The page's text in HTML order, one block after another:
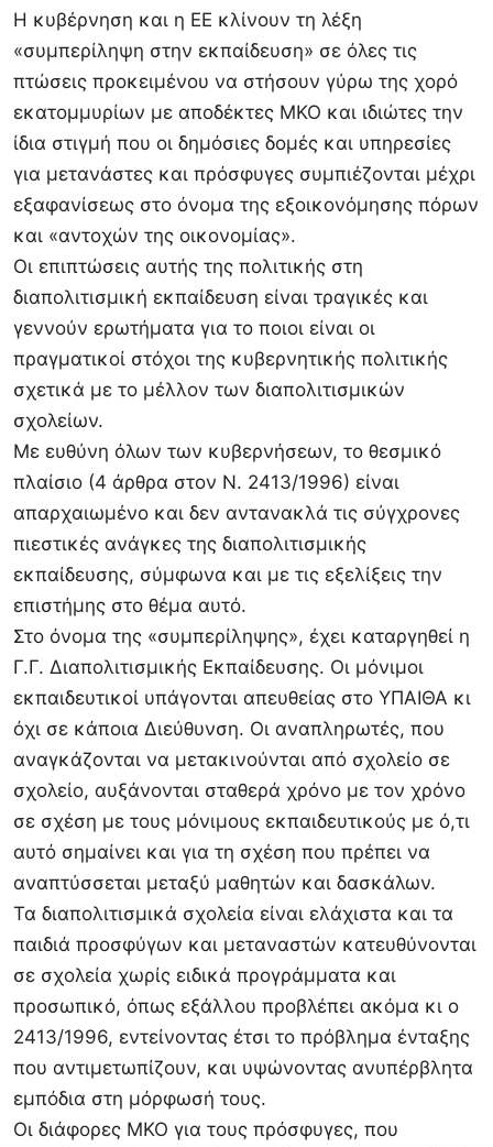
Η κυβέρνηση και η ΕΕ κλίνουν τη λέξη
«συμπερίληψη στην εκπαίδευση» σε όλες τις
πτώσεις προκειμένου να στήσουν γύρω της χορό
εκατομμυρίων με αποδέκτες ΜΚΟ και ιδιώτες την
ίδια στιγμή που οι δημόσιες δομές και υπηρεσίες
για μετανάστες και πρόσφυγες συμπιέζονται μέχρι
εξαφανίσεως στο όνομα της εξοικονόμησης πόρων
και «αντοχών της οικονομίας».
Οι επιπτώσεις αυτής της πολιτικής στη
διαπολιτισμική εκπαίδευση είναι τραγικές και
γεννούν ερωτήματα για το ποιοι είναι οι
πραγματικοί στόχοι της κυβερνητικής πολιτικής
σχετικά με το μέλλον των διαπολιτισμικών
σχολείων.
Με ευθύνη όλων των κυβερνήσεων, το θεσμικό
πλαίσιο (4 άρθρα στον Ν. 2413/1996) είναι
απαρχαιωμένο και δεν αντανακλά τις σύγχρονες
πιεστικές ανάγκες της διαπολιτισμικής
εκπαίδευσης, σύμφωνα και με τις εξελίξεις την
επιστήμης στο θέμα αυτό.
Στο όνομα της «συμπερίληψης», έχει καταργηθεί η
Γ.Γ. Διαπολιτισμικής Εκπαίδευσης. Οι μόνιμοι
εκπαιδευτικοί υπάγονται απευθείας στο ΥΠΑΙΘΑ κι
όχι σε κάποια Διεύθυνση. Οι αναπληρωτές, που
αναγκάζονται να μετακινούνται από σχολείο σε
σχολείο, αυξάνονται σταθερά χρόνο με τον χρόνο
σε σχέση με τους μόνιμους εκπαιδευτικούς με ό,τι
αυτό σημαίνει και για τη σχέση που πρέπει να
αναπτύσσεται μεταξύ μαθητών και δασκάλων.
Τα διαπολιτισμικά σχολεία είναι ελάχιστα και τα
παιδιά προσφύγων και μεταναστών κατευθύνονται
σε σχολεία χωρίς ειδικά προγράμματα και
προσωπικό, όπως εξάλλου προβλέπει ακόμα κι ο
2413/1996, εντείνοντας έτσι το πρόβλημα ένταξης
που αντιμετωπίζουν, και υψώνοντας ανυπέρβλητα
εμπόδια στη μόρφωσή τους.
Οι διάφορες ΜΚΟ για τους πρόσφυγες, που